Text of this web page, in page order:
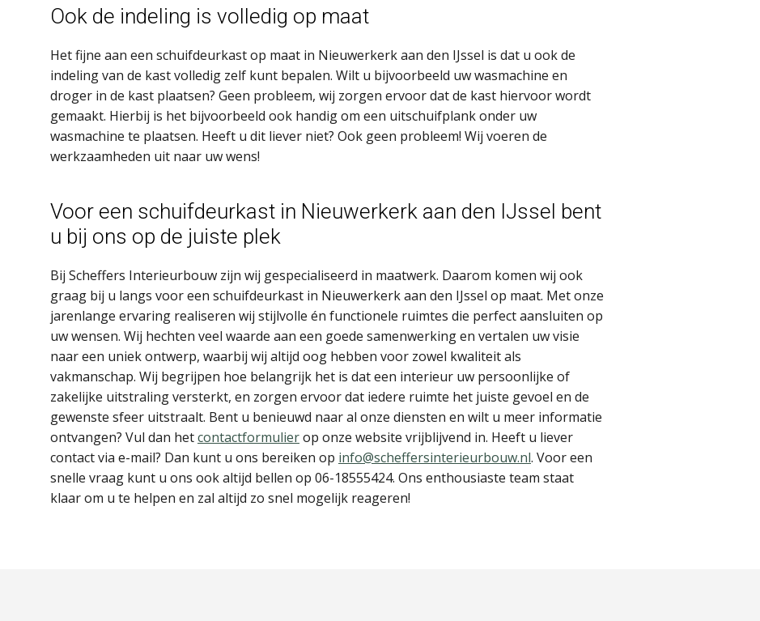
Ook de indeling is volledig op maat
Het fijne aan een schuifdeurkast op maat in Nieuwerkerk aan den IJssel is dat u ook de
indeling van de kast volledig zelf kunt bepalen. Wilt u bijvoorbeeld uw wasmachine en
droger in de kast plaatsen? Geen probleem, wij zorgen ervoor dat de kast hiervoor wordt
gemaakt. Hierbij is het bijvoorbeeld ook handig om een uitschuifplank onder uw
wasmachine te plaatsen. Heeft u dit liever niet? Ook geen probleem! Wij voeren de
werkzaamheden uit naar uw wens!
Voor een schuifdeurkast in Nieuwerkerk aan den IJssel bent
u bij ons op de juiste plek
Bij Scheffers Interieurbouw zijn wij gespecialiseerd in maatwerk. Daarom komen wij ook
graag bij u langs voor een schuifdeurkast in Nieuwerkerk aan den IJssel op maat. Met onze
jarenlange ervaring realiseren wij stijlvolle én functionele ruimtes die perfect aansluiten op
uw wensen. Wij hechten veel waarde aan een goede samenwerking en vertalen uw visie
naar een uniek ontwerp, waarbij wij altijd oog hebben voor zowel kwaliteit als
vakmanschap. Wij begrijpen hoe belangrijk het is dat een interieur uw persoonlijke of
zakelijke uitstraling versterkt, en zorgen ervoor dat iedere ruimte het juiste gevoel en de
gewenste sfeer uitstraalt. Bent u benieuwd naar al onze diensten en wilt u meer informatie
ontvangen? Vul dan hetcontactformulierop onze website vrijblijvend in. Heeft u liever
contact via e-mail? Dan kunt u ons bereiken op info@scheffersinterieurbouw.nl. Voor een
snelle vraag kunt u ons ook altijd bellen op 06-18555424. Ons enthousiaste team staat
klaar om u te helpen en zal altijd zo snel mogelijk reageren!